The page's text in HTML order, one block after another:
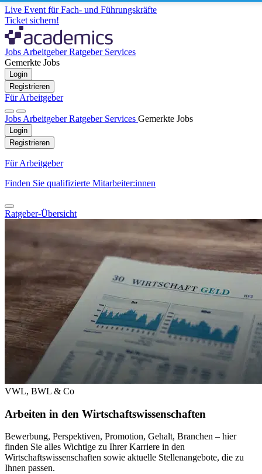
Live Event für Fach- und Führungskräfte
Ticket sichern!
Jobs ArbeitgeberRatgeber Services
Gemerkte Jobs
Login
Registrieren
Für Arbeitgeber
Jobs ArbeitgeberRatgeber Services Gemerkte Jobs
Login
Registrieren
Für Arbeitgeber
Finden Sie qualifizierte Mitarbeiter:innen
Ratgeber-Übersicht
VWL, BWL & Co
Arbeiten in den Wirtschaftswissenschaften
Bewerbung, Perspektiven, Promotion, Gehalt, Branchen – hier
finden Sie alles Wichtige zu Ihrer Karriere in den
Wirtschaftswissenschaften sowie aktuelle Stellenangebote, die zu
Ihnen passen.